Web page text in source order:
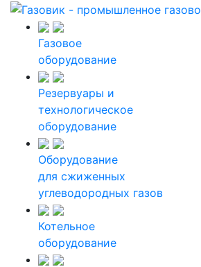
Газовое
оборудование
Резервуары и
технологическое
оборудование
Оборудование
для сжиженных
углеводородных газов
Котельное
оборудование